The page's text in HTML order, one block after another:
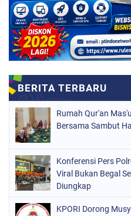
Rumah Qur'an
Bersama Sambut
Konferensi Pers
Viral Bukan Begal
Diungkap
KPORI Dorong